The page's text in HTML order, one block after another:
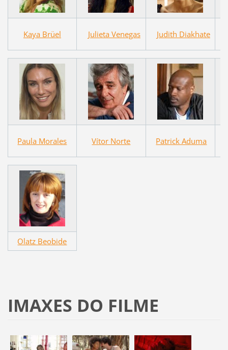
Kaya Brüel Julieta Venegas Judith Diakhate
Paula Morales Vítor Norte Patrick Aduma
Olatz Beobide
IMAXES DO FILME